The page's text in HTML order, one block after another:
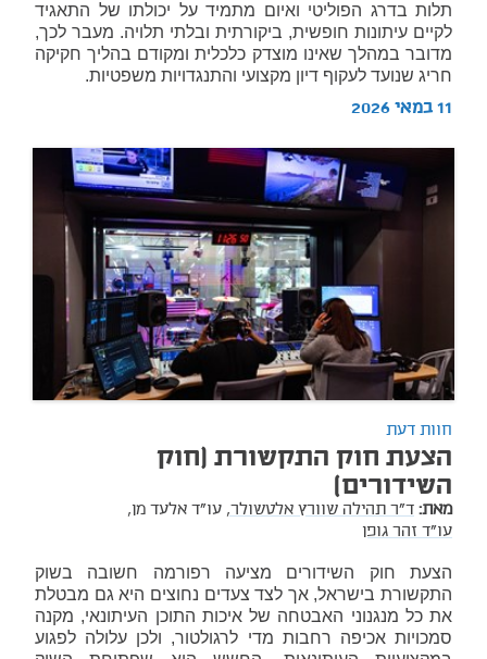
תלות בדרג הפוליטי ואיום מתמיד על יכולתו של התאגיד
לקיים עיתונות חופשית, ביקורתית ובלתי תלויה. מעבר לכך,
מדובר במהלך שאינו מוצדק כלכלית ומקודם בהליך חקיקה
חריג שנועד לעקוף דיון מקצועי והתנגדויות משפטיות.
11 במאי 2026
חוות דעת
הצעת חוק התקשורת (חוק
השידורים)
מאת: ד"ר תהילה שוורץ אלטשולר, עו"ד אלעד מן,
עו"ד זהר גופן
הצעת חוק השידורים מציעה רפורמה חשובה בשוק
התקשורת בישראל, אך לצד צעדים נחוצים היא גם מבטלת
את כל מנגנוני האבטחה של איכות התוכן העיתונאי, מקנה
סמכויות אכיפה רחבות מדי לרגולטור, ולכן עלולה לפגוע